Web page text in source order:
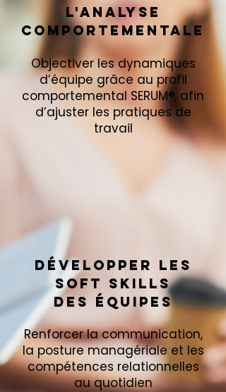
l'analyse
comportementale
Objectiver les dynamiques
d’équipe grâce au profil
comportemental SERUM®, afin
d’ajuster les pratiques de
travail
Développer les
soft skills
des équipes
Renforcer la communication,
la posture managériale et les
compétences relationnelles
au quotidien